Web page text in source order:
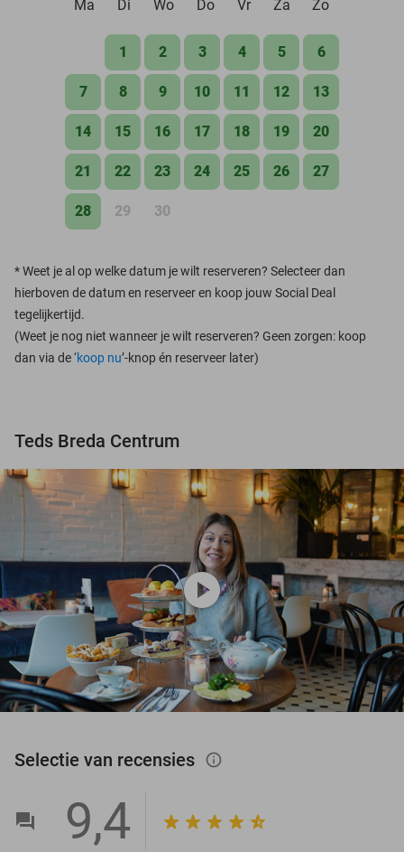
Ma Di Wo Do Vr Za Zo
1 2 3 4 5 6
7 8 9 10 11 12 13
14 15 16 17 18 19 20
21 22 23 24 25 26 27
28 29 30
*Weet je al op welke datum je wilt reserveren? Selecteer dan
hierboven de datum en reserveer en koop jouw Social Deal
tegelijkertijd.
(Weet je nog niet wanneer je wilt reserveren? Geen zorgen: koop
dan via de ‘koop nu’-knop én reserveer later)
Teds Breda Centrum
play_circle
Selectie van recensies info_outlined
9,4